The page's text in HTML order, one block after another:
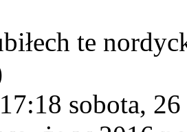
te
17:18 sobota,